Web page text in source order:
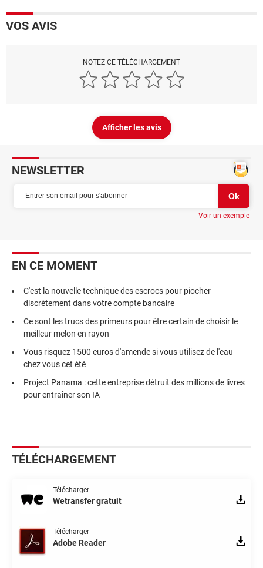
VOS AVIS
NOTEZ CE TÉLÉCHARGEMENT
Afficher les avis
NEWSLETTER
Voir un exemple
EN CE MOMENT
C'est la nouvelle technique des escrocs pour piocher
discrètement dans votre compte bancaire
Ce sont les trucs des primeurs pour être certain de choisir le
meilleur melon en rayon
Vous risquez 1500 euros d'amende si vous utilisez de l'eau
chez vous cet été
Project Panama : cette entreprise détruit des millions de livres
pour entraîner son IA
TÉLÉCHARGEMENT
Télécharger
Wetransfer gratuit
Télécharger
Adobe Reader